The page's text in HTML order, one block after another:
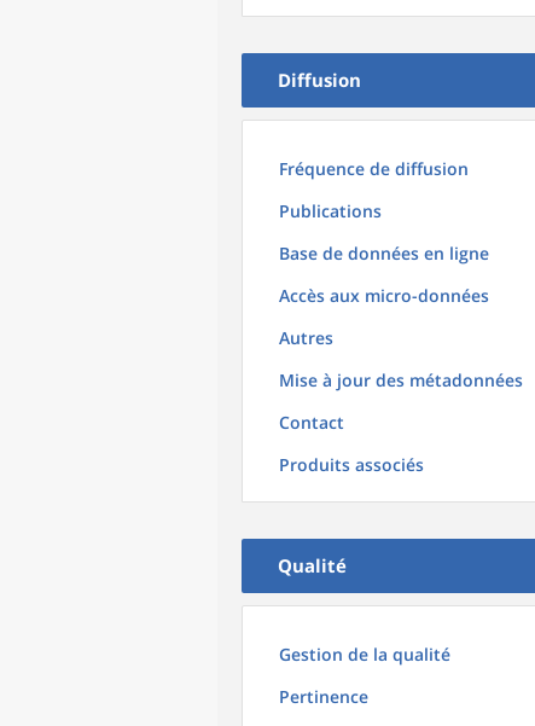
Diffusion
Fréquence de diffusion
Publications
Base de données en ligne
Accès aux micro-données
Autres
Mise à jour des métadonnées
Contact
Produits associés
Qualité
Gestion de la qualité
Pertinence